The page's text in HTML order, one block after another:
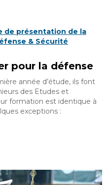
de présentation de la
& Sécurité
pour la défense
année d’étude, ils font
des Etudes et
formation est identique à
exceptions :